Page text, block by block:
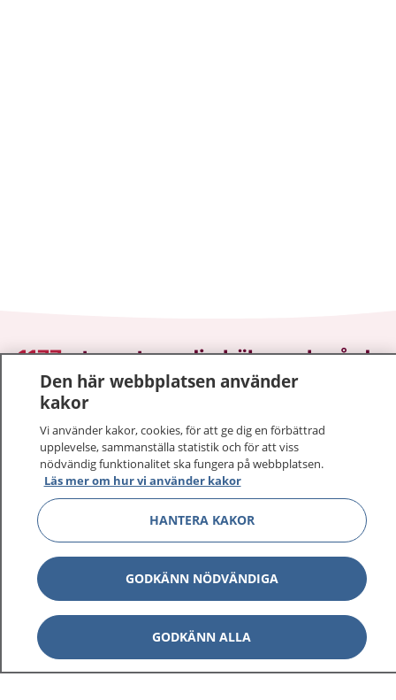
1177–tryggt om din hälsa och vård
På 1177.se får du råd om hälsa och information om
sjukdomar och vilka mottagningar du kan kontakta.
Logga in för att läsa din journal och göra dina
vårdärenden. Ring telefonnummer 1177 för
sjukvårdsrådgivning dygnet runt.
1177 ger dig råd när du vill må bättre.
1177 på flera språk Visa
Om 1177 Visa
Den här webbplatsen använder
kakor
Vi använder kakor, cookies, för att ge dig en förbättrad
upplevelse, sammanställa statistik och för att viss
nödvändig funktionalitet ska fungera på webbplatsen.
Läs mer om hur vi använder kakor
HANTERA KAKOR
GODKÄNN NÖDVÄNDIGA
GODKÄNN ALLA